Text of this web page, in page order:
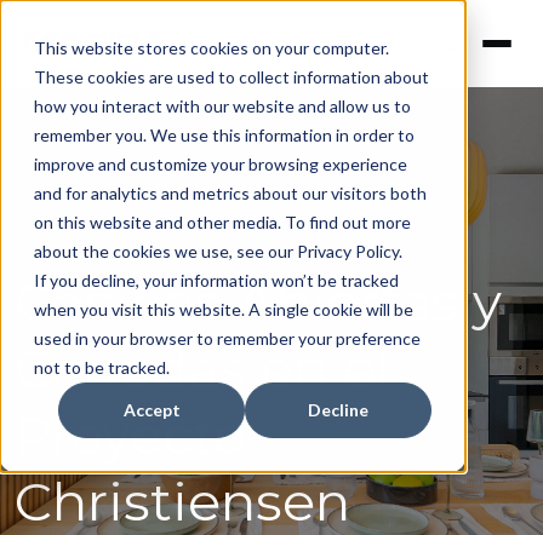
This website stores cookies on your computer.
These cookies are used to collect information about
how you interact with our website and allow us to
remember you. We use this information in order to
improve and customize your browsing experience
and for analytics and metrics about our visitors both
on this website and other media. To find out more
about the cookies we use, see our Privacy Policy.
If you decline, your information won’t be tracked
when you visit this website. A single cookie will be
used in your browser to remember your preference
not to be tracked.
Accept Decline
Cocinas Abiertas y
Cerradas en el
Proyecto
Christiensen